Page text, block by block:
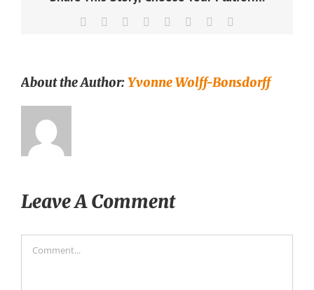
Facebook Reddit LinkedIn
TumblrPinterest
About the Author:Yvonne Wolff-Bonsdorff
Leave A Comment